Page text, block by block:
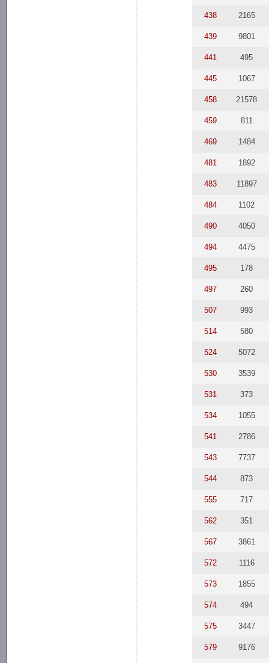
438 2165
439 9801
441 495
445 1067
458 21578
459 811
469 1484
481 1892
483 11897
484 1102
490 4050
494 4475
495 178
497 260
507 993
514 580
524 5072
530 3539
531 373
534 1055
541 2786
543 7737
544 873
555 717
562 351
567 3861
572 1116
573 1855
574 494
575 3447
579 9176